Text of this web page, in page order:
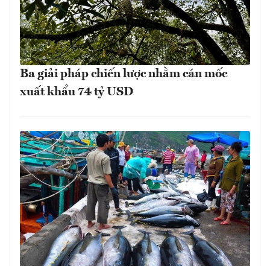
Ba giải pháp chiến lược nhằm cán mốc
xuất khẩu 74 tỷ USD